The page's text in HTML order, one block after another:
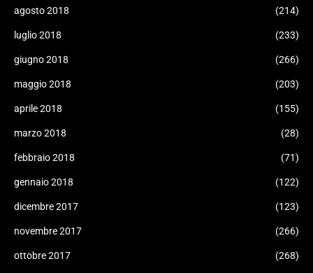
agosto 2018 (214)
luglio 2018 (233)
giugno 2018 (266)
maggio 2018 (203)
aprile 2018 (155)
marzo 2018 (28)
febbraio 2018 (71)
gennaio 2018 (122)
dicembre 2017 (123)
novembre 2017 (266)
ottobre 2017 (268)